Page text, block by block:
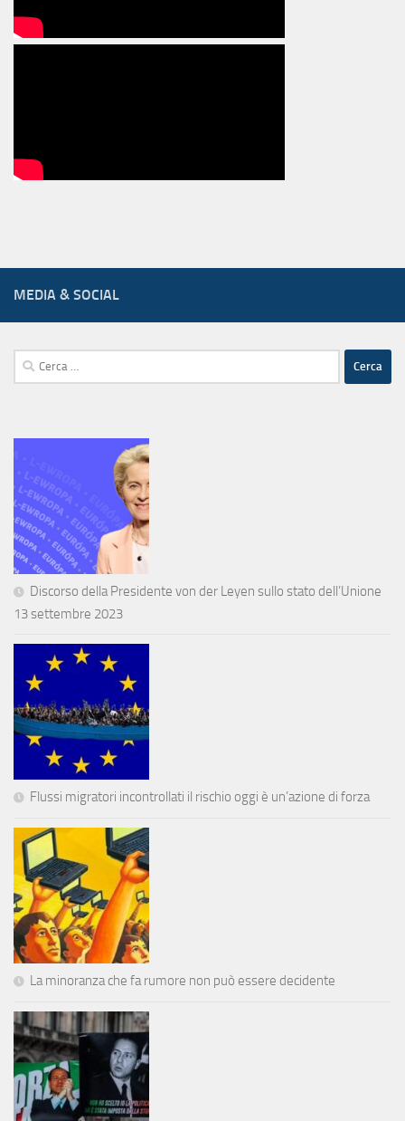
MEDIA & SOCIAL
Ricerca
per:
Discorso della Presidente von der Leyen sullo stato dell’Unione
13 settembre 2023
Flussi migratori incontrollati il rischio oggi è un’azione di forza
La minoranza che fa rumore non può essere decidente